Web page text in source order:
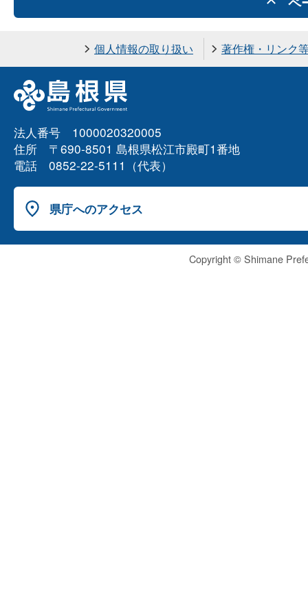
個人情報の取り扱い 著作権・リンク
法人番号 1000020320005
住所 〒690-8501 島根県松江市殿町1番地
電話 0852-22-5111（代表）
県庁へのアクセス
Copyright © Shimane